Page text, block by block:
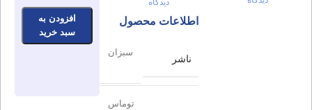
دیدگاه
اطلاعات محصول
ناشر
سبزان
توماس
افزودن به
سبد خرید